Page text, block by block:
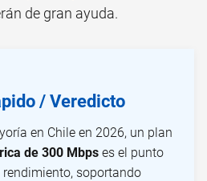
de gran ayuda.
/ Veredicto
en Chile en 2026, un plan
de 300 Mbps es el punto
soportando